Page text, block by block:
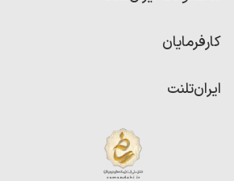
رزومه ساز
امتیاز شرکت‌ها
کاردیکس
کارفرمایان
ایران‌تلنت